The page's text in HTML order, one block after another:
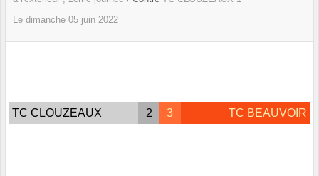
Le dimanche 05 juin 2022
TC CLOUZEAUX 2 3 TC BEAUVOIR